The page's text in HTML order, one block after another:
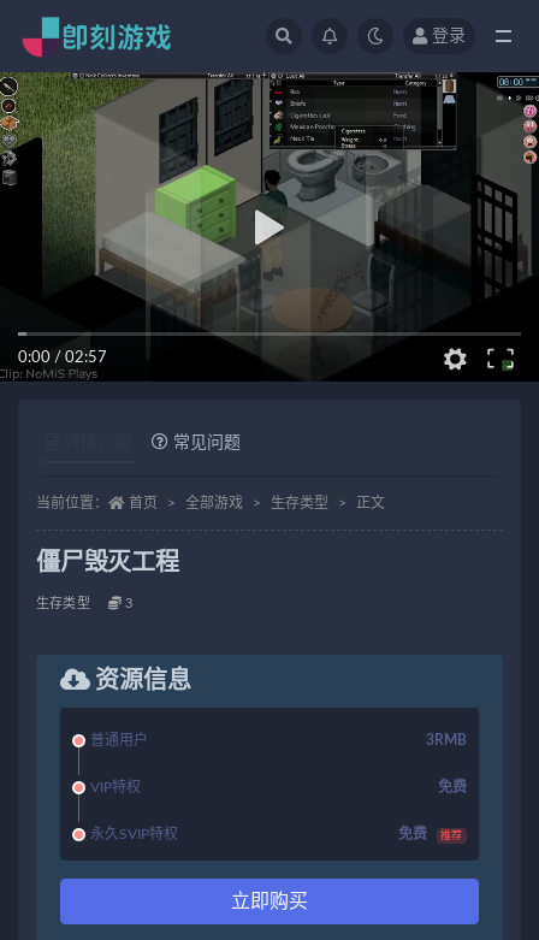
登录
0:00 / 02:57
常见问题
当前位置： 首页 全部游戏 生存类型 正文
僵尸毁灭工程
生存类型 3
资源信息
普通用户 3RMB
VIP特权 免费
永久SVIP特权 免费 推荐
立即购买